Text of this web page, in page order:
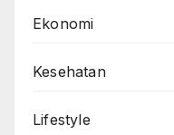
Ekonomi
Kesehatan
Lifestyle